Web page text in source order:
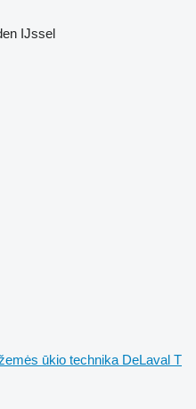
IJssel
ūkio technika DeLaval T